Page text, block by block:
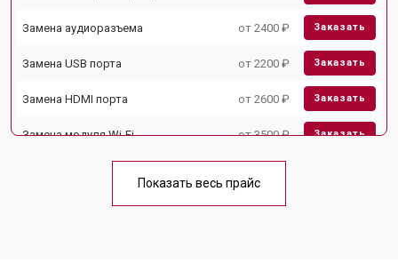
Замена аудиоразъема от 2400 ₽ Заказать
Замена USB порта от 2200 ₽ Заказать
Замена HDMI порта от 2600 ₽ Заказать
Замена модуля Wi-Fi от 3500 ₽ Заказать
Ремонт блока управления от 3100 ₽
Показать весь прайс